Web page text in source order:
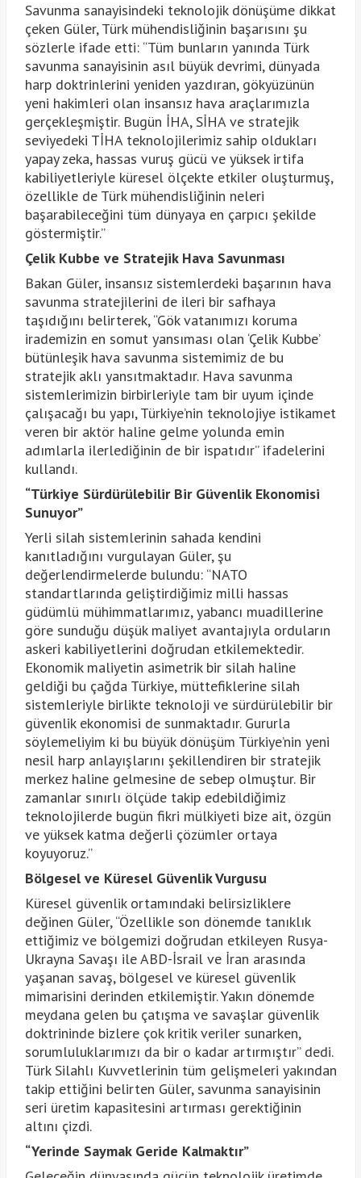
Savunma sanayisindeki teknolojik dönüşüme dikkat
çeken Güler, Türk mühendisliğinin başarısını şu
sözlerle ifade etti: “Tüm bunların yanında Türk
savunma sanayisinin asıl büyük devrimi, dünyada
harp doktrinlerini yeniden yazdıran, gökyüzünün
yeni hakimleri olan insansız hava araçlarımızla
gerçekleşmiştir. Bugün İHA, SİHA ve stratejik
seviyedeki TİHA teknolojilerimiz sahip oldukları
yapay zeka, hassas vuruş gücü ve yüksek irtifa
kabiliyetleriyle küresel ölçekte etkiler oluşturmuş,
özellikle de Türk mühendisliğinin neleri
başarabileceğini tüm dünyaya en çarpıcı şekilde
göstermiştir.”
Çelik Kubbe ve Stratejik Hava Savunması
Bakan Güler, insansız sistemlerdeki başarının hava
savunma stratejilerini de ileri bir safhaya
taşıdığını belirterek, “Gök vatanımızı koruma
irademizin en somut yansıması olan ‘Çelik Kubbe’
bütünleşik hava savunma sistemimiz de bu
stratejik aklı yansıtmaktadır. Hava savunma
sistemlerimizin birbirleriyle tam bir uyum içinde
çalışacağı bu yapı, Türkiye’nin teknolojiye istikamet
veren bir aktör haline gelme yolunda emin
adımlarla ilerlediğinin de bir ispatıdır” ifadelerini
kullandı.
“Türkiye Sürdürülebilir Bir Güvenlik Ekonomisi
Sunuyor”
Yerli silah sistemlerinin sahada kendini
kanıtladığını vurgulayan Güler, şu
değerlendirmelerde bulundu: “NATO
standartlarında geliştirdiğimiz milli hassas
güdümlü mühimmatlarımız, yabancı muadillerine
göre sunduğu düşük maliyet avantajıyla orduların
askeri kabiliyetlerini doğrudan etkilemektedir.
Ekonomik maliyetin asimetrik bir silah haline
geldiği bu çağda Türkiye, müttefiklerine silah
sistemleriyle birlikte teknoloji ve sürdürülebilir bir
güvenlik ekonomisi de sunmaktadır. Gururla
söylemeliyim ki bu büyük dönüşüm Türkiye’nin yeni
nesil harp anlayışlarını şekillendiren bir stratejik
merkez haline gelmesine de sebep olmuştur. Bir
zamanlar sınırlı ölçüde takip edebildiğimiz
teknolojilerde bugün fikri mülkiyeti bize ait, özgün
ve yüksek katma değerli çözümler ortaya
koyuyoruz.”
Bölgesel ve Küresel Güvenlik Vurgusu
Küresel güvenlik ortamındaki belirsizliklere
değinen Güler, “Özellikle son dönemde tanıklık
ettiğimiz ve bölgemizi doğrudan etkileyen Rusya-
Ukrayna Savaşı ile ABD-İsrail ve İran arasında
yaşanan savaş, bölgesel ve küresel güvenlik
mimarisini derinden etkilemiştir. Yakın dönemde
meydana gelen bu çatışma ve savaşlar güvenlik
doktrininde bizlere çok kritik veriler sunarken,
sorumluluklarımızı da bir o kadar artırmıştır” dedi.
Türk Silahlı Kuvvetlerinin tüm gelişmeleri yakından
takip ettiğini belirten Güler, savunma sanayisinin
seri üretim kapasitesini artırması gerektiğinin
altını çizdi.
“Yerinde Saymak Geride Kalmaktır”